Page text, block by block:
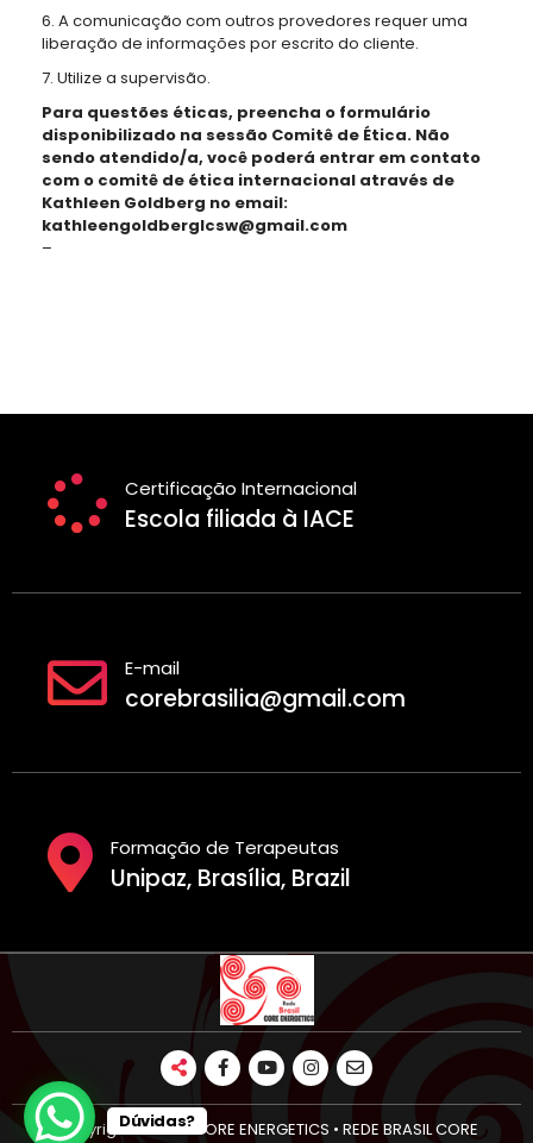
6. A comunicação com outros provedores requer uma
liberação de informações por escrito do cliente.
7. Utilize a supervisão.
Para questões éticas, preencha o formulário
disponibilizado na sessão Comitê de Ética. Não
sendo atendido/a, você poderá entrar em contato
com o comitê de ética internacional através de
Kathleen Goldberg no email:
kathleengoldberglcsw@gmail.com
–
Certificação Internacional
Escola filiada à IACE
E-mail
corebrasilia@gmail.com
Formação de Terapeutas
Unipaz, Brasília, Brazil
Copyright © 2026 CORE ENERGETICS • REDE BRASIL CORE
Dúvidas?